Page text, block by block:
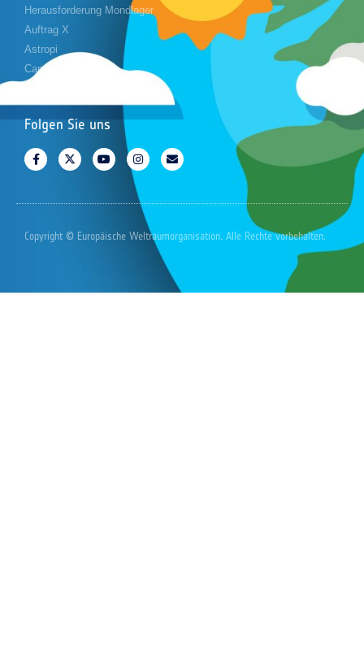
Herausforderung Mondlager
Auftrag X
Astropi
Cansat
Folgen Sie uns
Copyright © Europäische Weltraumorganisation. Alle Rechte vorbehalten.